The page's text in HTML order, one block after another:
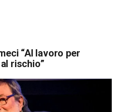
“Al lavoro per
rischio”